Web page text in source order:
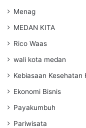
Menag
MEDAN KITA
Rico Waas
wali kota medan
Kebiasaan Kesehatan
Ekonomi Bisnis
Payakumbuh
Pariwisata